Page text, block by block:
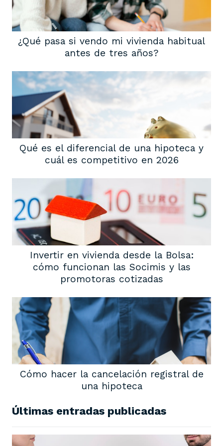
¿Qué pasa si vendo mi vivienda habitual
antes de tres años?
Qué es el diferencial de una hipoteca y
cuál es competitivo en 2026
Invertir en vivienda desde la Bolsa:
cómo funcionan las Socimis y las
promotoras cotizadas
Cómo hacer la cancelación registral de
una hipoteca
Últimas entradas publicadas